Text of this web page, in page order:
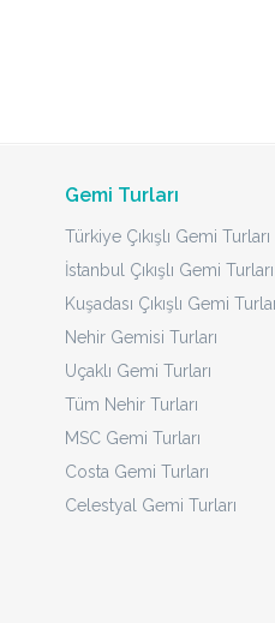
Gemi Turları
Türkiye Çıkışlı Gemi Turları
İstanbul Çıkışlı Gemi Turları
Kuşadası Çıkışlı Gemi
Nehir Gemisi Turları
Uçaklı Gemi Turları
Tüm Nehir Turları
MSC Gemi Turları
Costa Gemi Turları
Celestyal Gemi Turları